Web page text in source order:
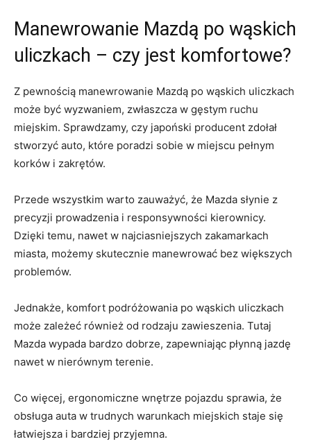
Manewrowanie Mazdą po wąskich
uliczkach – czy jest komfortowe?
Z pewnością manewrowanie Mazdą po ⁢wąskich uliczkach
może być wyzwaniem, zwłaszcza w gęstym ruchu⁣
miejskim. Sprawdzamy, czy ‌japoński producent ⁤zdołał⁣
stworzyć auto, które poradzi sobie w miejscu pełnym
korków i ⁢zakrętów.
Przede wszystkim​ warto zauważyć, że ⁣Mazda​ słynie z
precyzji prowadzenia i responsywności ‌kierownicy.
‍Dzięki temu,‌ nawet w najciasniejszych⁢ zakamarkach
miasta, możemy ‍skutecznie‌ manewrować bez‌ większych
problemów.
Jednakże, komfort podróżowania po wąskich uliczkach
może ⁣zależeć również ⁢od rodzaju zawieszenia. Tutaj
⁣Mazda wypada bardzo dobrze, zapewniając‍ płynną jazdę
nawet w nierównym⁣ terenie.
Co ​więcej,⁣ ergonomiczne​ wnętrze‍ pojazdu sprawia, ⁤że
obsługa auta w ⁣trudnych warunkach miejskich staje się
⁤łatwiejsza i bardziej ⁤przyjemna.